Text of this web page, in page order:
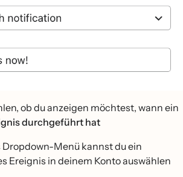
ob du anzeigen möchtest, wann ein
durchgeführt hat
Dropdown-Menü kannst du ein
Ereignis in deinem Konto auswählen